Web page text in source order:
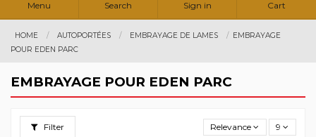
Menu Search Sign in Cart
HOME AUTOPORTÉES EMBRAYAGE DE LAMES
EMBRAYAGE
POUR EDEN PARC
EMBRAYAGE POUR EDEN PARC
Filter Relevance 9